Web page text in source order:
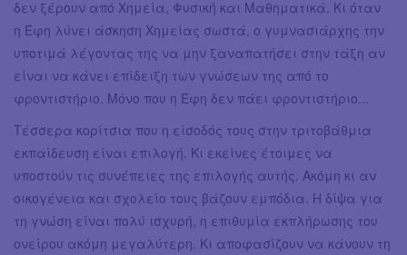
δεν ξέρουν από Χημεία, Φυσική και Μαθηματικά. Κι όταν
η Έφη λύνει άσκηση Χημείας σωστά, ο γυμνασιάρχης την
υποτιμά λέγοντας της να μην ξαναπατήσει στην τάξη αν
είναι να κάνει επίδειξη των γνώσεων της από το
φροντιστήριο. Μόνο που η Έφη δεν πάει φροντιστήριο...
Τέσσερα κορίτσια που η είσοδός τους στην τριτοβάθμια
εκπαίδευση είναι επιλογή. Κι εκείνες έτοιμες να
υποστούν τις συνέπειες της επιλογής αυτής. Ακόμη κι αν
οικογένεια και σχολείο τους βάζουν εμπόδια. Η δίψα για
τη γνώση είναι πολύ ισχυρή, η επιθυμία εκπλήρωσης του
ονείρου ακόμη μεγαλύτερη. Κι αποφασίζουν να κάνουν τη